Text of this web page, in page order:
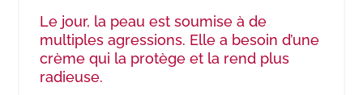
Le jour, la peau est soumise à de
multiples agressions. Elle a besoin d’une
crème qui la protège et la rend plus
radieuse.